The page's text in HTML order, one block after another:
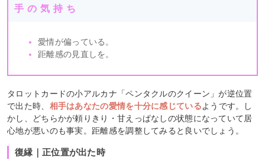
手の気持ち
愛情が偏っている。
距離感の見直しを。
タロットカードの小アルカナ「ペンタクルのクイーン」が逆位置
で出た時、 相手はあなたの愛情を十分に感じているようです。し
かし、どちらかが頼りきり・甘えっぱなしの状態になっていて居
心地が悪いのも事実。距離感を調整してみると良いでしょう。
復縁｜正位置が出た時